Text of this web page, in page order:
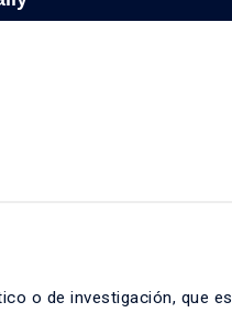
o de investigación, que